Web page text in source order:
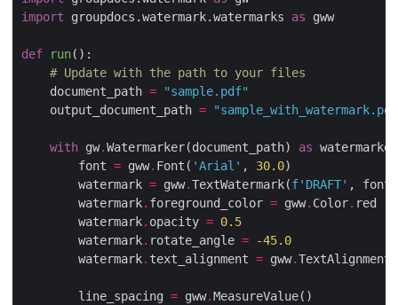
import groupdocs.watermark.watermarks as
def run():
# Update with the path to your files
    document_path
=
"sample.pdf"
    output_document_path
=
with gw.Watermarker(document_path) as
        font
= gww. Font( 'Arial' , 30.0
        watermark
= gww.TextWatermark(f'DRAFT'
        watermark
. foreground_color = gww. Color.
        watermark
. opacity = 0.5
        watermark
. rotate_angle = -45.0
        watermark
. text_alignment = gww.TextAlignment
        line_spacing
= gww.